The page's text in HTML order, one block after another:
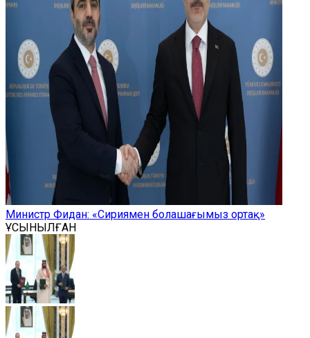
Министр Фидан: «Сириямен болашағымыз ортақ»
ҰСЫНЫЛҒАН